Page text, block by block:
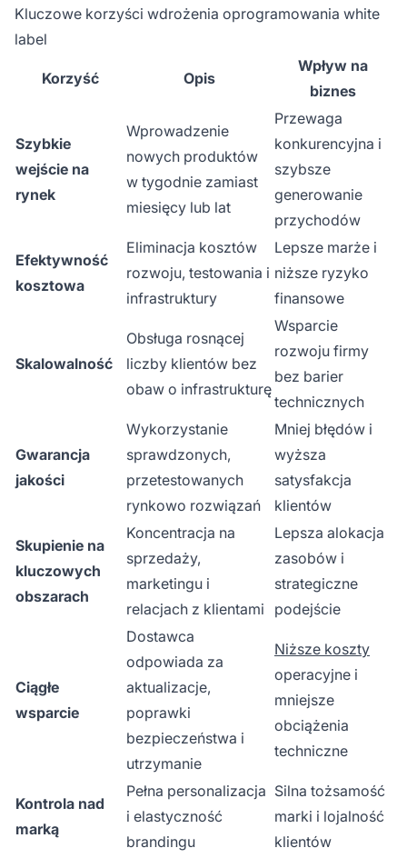
Kluczowe korzyści wdrożenia oprogramowania white
label
Korzyść Opis
Wpływ na
biznes
Szybkie
wejście na
rynek
Wprowadzenie
nowych produktów
w tygodnie zamiast
miesięcy lub lat
Przewaga
konkurencyjna i
szybsze
generowanie
przychodów
Efektywność
kosztowa
Eliminacja kosztów
rozwoju, testowania i
infrastruktury
Lepsze marże i
niższe ryzyko
finansowe
Skalowalność
Obsługa rosnącej
liczby klientów bez
obaw o infrastrukturę
Wsparcie
rozwoju firmy
bez barier
technicznych
Gwarancja
jakości
Wykorzystanie
sprawdzonych,
przetestowanych
rynkowo rozwiązań
Mniej błędów i
wyższa
satysfakcja
klientów
Skupienie na
kluczowych
obszarach
Koncentracja na
sprzedaży,
marketingu i
relacjach z klientami
Lepsza alokacja
zasobów i
strategiczne
podejście
Ciągłe
wsparcie
Dostawca
odpowiada za
aktualizacje,
poprawki
bezpieczeństwa i
utrzymanie
Niższe koszty
operacyjne i
mniejsze
obciążenia
techniczne
Kontrola nad
marką
Pełna personalizacja
i elastyczność
brandingu
Silna tożsamość
marki i lojalność
klientów